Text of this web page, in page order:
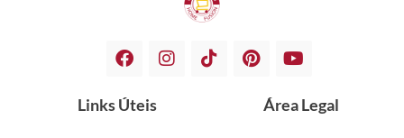
Links Úteis Área Legal